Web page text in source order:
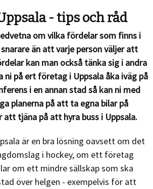
- tips och råd
om vilka fördelar som finns i
än att varje person väljer att
kan man också tänka sig i andra
ni på ert företag i Uppsala åka iväg på
i en annan stad så kan ni med
planerna på att ta egna bilar på
att tjäna på att hyra buss i Uppsala.
är en bra lösning oavsett om det
i hockey, om ett företag
om ett mindre sällskap som ska
över helgen - exempelvis för att